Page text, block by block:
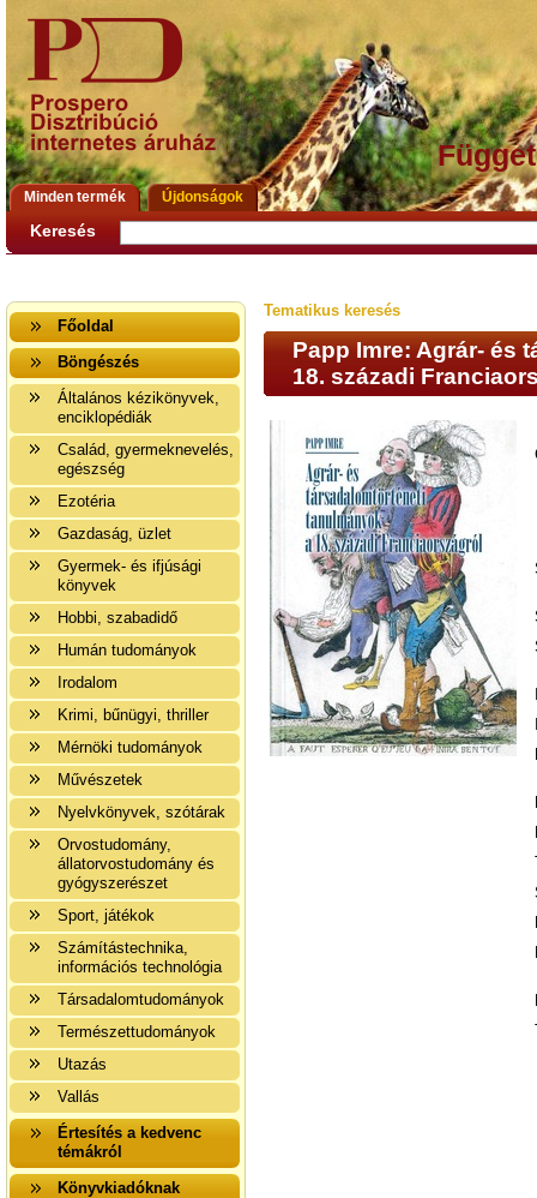
Minden termék Újdonságok
Keresés
Főoldal
Böngészés
Általános kézikönyvek,
enciklopédiák
Család, gyermeknevelés,
egészség
Ezotéria
Gazdaság, üzlet
Gyermek- és ifjúsági
könyvek
Hobbi, szabadidő
Humán tudományok
Irodalom
Krimi, bűnügyi, thriller
Mérnöki tudományok
Művészetek
Nyelvkönyvek, szótárak
Orvostudomány,
állatorvostudomány és
gyógyszerészet
Sport, játékok
Számítástechnika,
információs technológia
Társadalomtudományok
Természettudományok
Utazás
Vallás
Értesítés a kedvenc
témákról
Könyvkiadóknak
Tematikus keresés
Papp Imre: Agrár- és
18. századi